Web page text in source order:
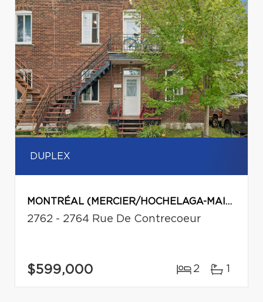
DUPLEX
MONTRÉAL (MERCIER/HOCHELAGA-MAISONNEUVE)
2762 - 2764 Rue De Contrecoeur
$599,000 2 1